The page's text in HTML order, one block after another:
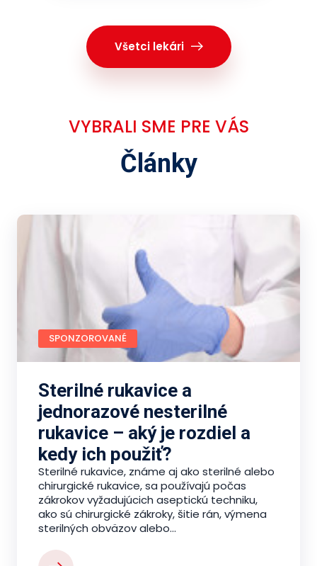
Všetci lekári
VYBRALI SME PRE VÁS
Články
SPONZOROVANÉ
Sterilné rukavice a
jednorazové nesterilné
rukavice – aký je rozdiel a
kedy ich použiť?
Sterilné rukavice, známe aj ako sterilné alebo
chirurgické rukavice, sa používajú počas
zákrokov vyžadujúcich aseptickú techniku,
ako sú chirurgické zákroky, šitie rán, výmena
sterilných obväzov alebo...